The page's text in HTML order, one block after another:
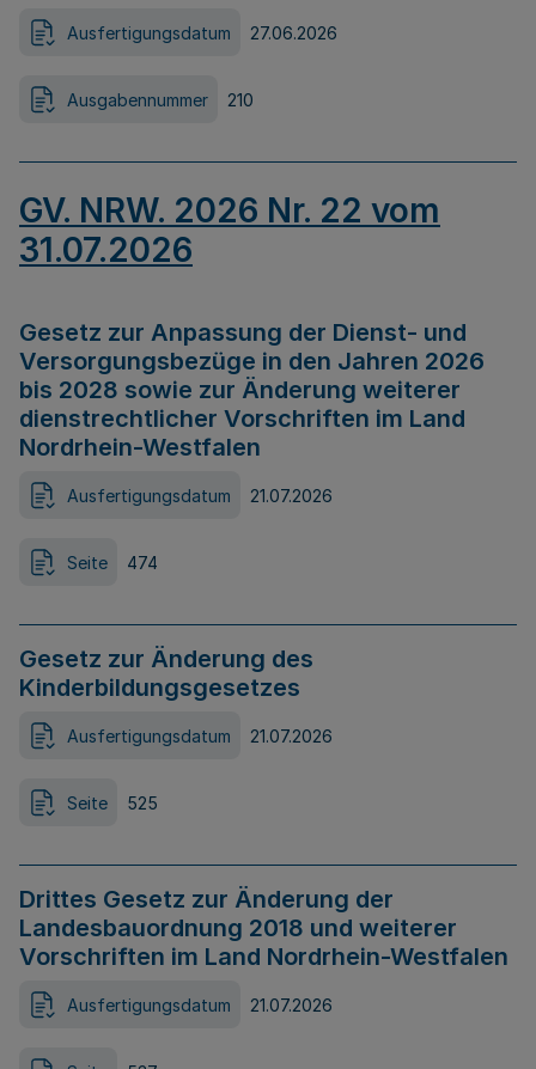
Ausfertigungsdatum 27.06.2026
Ausgabennummer 210
GV. NRW. 2026 Nr. 22 vom
31.07.2026
Gesetz zur Anpassung der Dienst- und
Versorgungsbezüge in den Jahren 2026
bis 2028 sowie zur Änderung weiterer
dienstrechtlicher Vorschriften im Land
Nordrhein-Westfalen
Ausfertigungsdatum 21.07.2026
Seite 474
Gesetz zur Änderung des
Kinderbildungsgesetzes
Ausfertigungsdatum 21.07.2026
Seite 525
Drittes Gesetz zur Änderung der
Landesbauordnung 2018 und weiterer
Vorschriften im Land Nordrhein-Westfalen
Ausfertigungsdatum 21.07.2026